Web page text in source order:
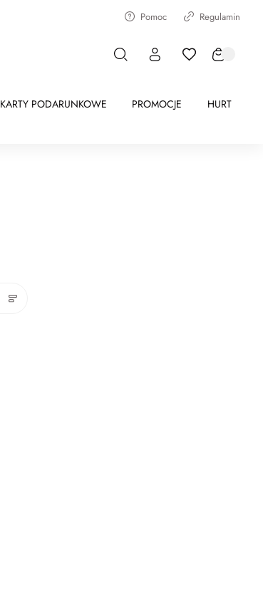
Pomoc Regulamin
KARTY PODARUNKOWE PROMOCJE HURT